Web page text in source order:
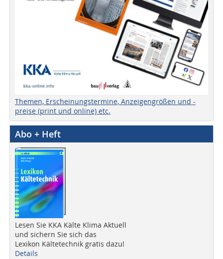
Themen, Erscheinungstermine, Anzeigengrößen und -
preise (print und online) etc.
Abo + Heft
Lesen Sie KKA Kälte Klima Aktuell
und sichern Sie sich das
Lexikon Kältetechnik gratis dazu!
Details